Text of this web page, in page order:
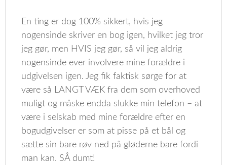
En ting er dog 100% sikkert, hvis jeg
nogensinde skriver en bog igen, hvilket jeg tror
jeg gør, men HVIS jeg gør, så vil jeg aldrig
nogensinde ever involvere mine forældre i
udgivelsen igen. Jeg fik faktisk sørge for at
være så LANGT VÆK fra dem som overhoved
muligt og måske endda slukke min telefon – at
være i selskab med mine forældre efter en
bogudgivelser er som at pisse på et bål og
sætte sin bare røv ned på gløderne bare fordi
man kan. SÅ dumt!